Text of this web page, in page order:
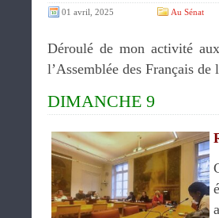
01 avril, 2025 Au Sénat
Déroulé de mon activité
l’Assemblée des Français de
DIMANCHE 9